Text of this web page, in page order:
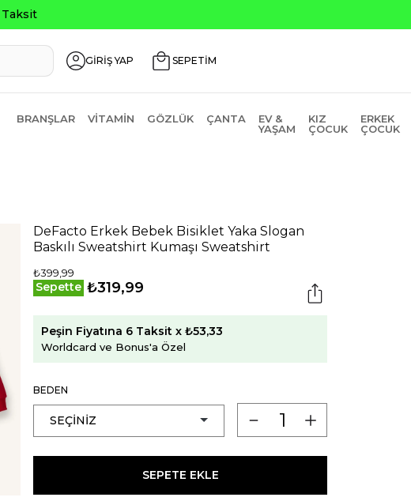
GİRİŞ YAP SEPETİM
BRANŞLAR VITAMIN GÖZLÜK ÇANTA
EV &
YAŞAM
KIZ
ÇOCUK
ERKEK
ÇOCUK
DeFacto Erkek Bebek Bisiklet Yaka Slogan
Baskılı Sweatshirt Kumaşı Sweatshirt
₺399,99
Sepette ₺319,99
Peşin Fiyatına 6 Taksit x ₺53,33
Worldcard ve Bonus'a Özel
BEDEN
SEPETE EKLE